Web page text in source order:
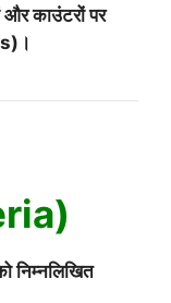
और काउंटरों पर
निम्नलिखित